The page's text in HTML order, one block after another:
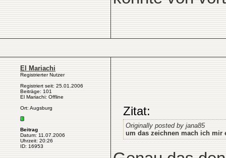
El Mariachi
Registrierter Nutzer
Registriert seit: 25.01.2006
Beiträge: 101
El Mariachi: Offline
Ort: Augsburg
Beitrag
Datum: 11.07.2006
Uhrzeit: 20:26
ID: 16953
Zitat:
Originally posted by jana85
um das zeichnen mach ich